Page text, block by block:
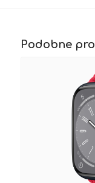
Podobne